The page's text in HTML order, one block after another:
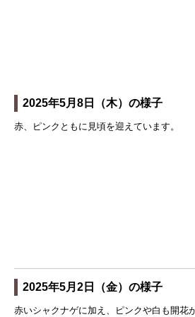
2025年5月8日（木）の様子
赤、ピンクともに見頃を迎えています。
2025年5月2日（金）の様子
赤いシャクナゲに加え、ピンクや白も開花